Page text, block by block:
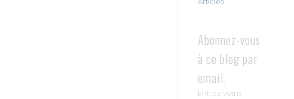
Abonnez-vous
à ce blog par
email.
Entrez votre